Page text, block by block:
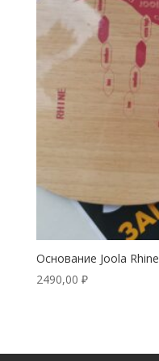
Основание Joola Rhine
2490,00 ₽